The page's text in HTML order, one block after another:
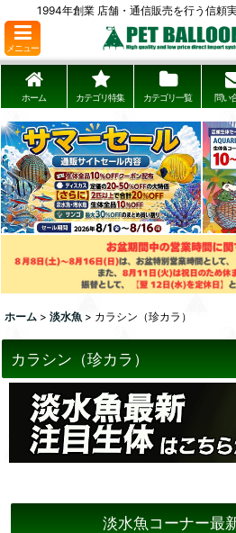
1994年創業 店舗・通信販売を行う信頼
メニュー
ホーム カテゴリ特集 カテゴリ一覧 問い
ホーム > 淡水魚 > カラシン（珍カラ）
カラシン（珍カラ）
淡水魚コーナー最